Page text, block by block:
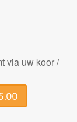
via uw koor /